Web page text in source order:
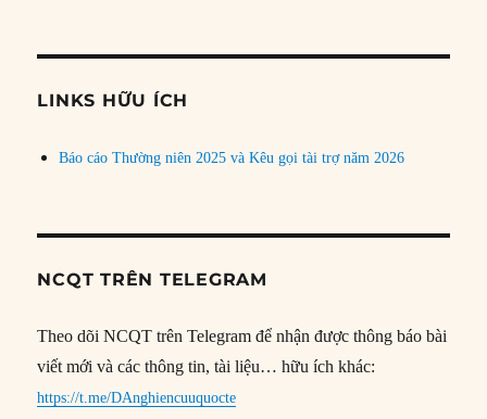
đề
LINKS HỮU ÍCH
Báo cáo Thường niên 2025 và Kêu gọi tài trợ năm 2026
NCQT TRÊN TELEGRAM
Theo dõi NCQT trên Telegram để nhận được thông báo bài
viết mới và các thông tin, tài liệu… hữu ích khác:
https://t.me/DAnghiencuuquocte